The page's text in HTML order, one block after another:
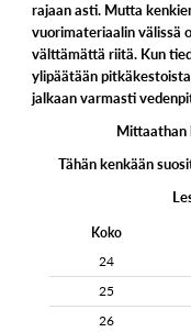
rajaan asti. Mutta
vuorimateriaalin välissä
välttämättä riitä. Kun
ylipäätään
jalkaan varmasti
Mittaathan
Tähän kenkään
Koko
24
25
26